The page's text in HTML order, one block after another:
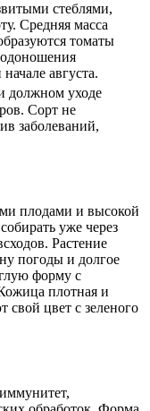
стеблями,
Средняя масса
томаты
августа.
должном уходе
Сорт не
заболеваний,
плодами и высокой
уже через
Растение
погоды и долгое
форму с
плотная и
свой цвет с зеленого